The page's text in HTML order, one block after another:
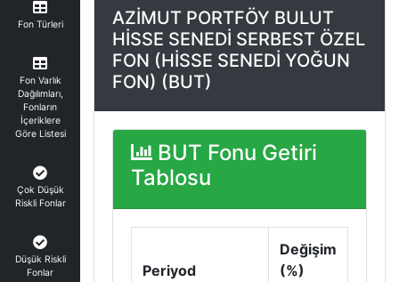
Fon Türleri
Fon Varlık
Dağılımları,
Fonların
İçeriklere
Göre Listesi
Çok Düşük
Riskli Fonlar
Düşük Riskli
Fonlar
AZİMUT PORTFÖY BULUT
HİSSE SENEDİ SERBEST ÖZEL
FON (HİSSE SENEDİ YOĞUN
FON) (BUT)
BUT Fonu Getiri
Tablosu
Periyod
Değişim
(%)